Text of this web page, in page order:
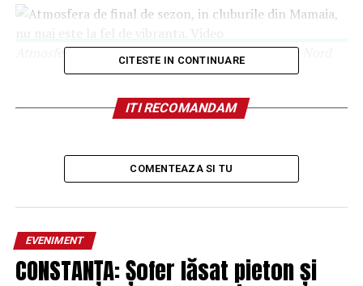
Atmosferă controversată în cluburile din Mamaia Nord
Petrecerea continuă, chiar și la
finalul sezonului
În noaptea dintre 7-8 septembrie a.c., Mamaia Nord
încă pulsa de viață, deși vârful de sezon a trecut.
ca în lunile de vară.
Un tânăr din Constanța, ne-a povestit:Da. Mă distrez
CITESTE IN CONTINUARE
ITI RECOMANDAM
COMENTEAZA SI TU
EVENIMENT
CONSTANȚA: Șofer lăsat pieton și